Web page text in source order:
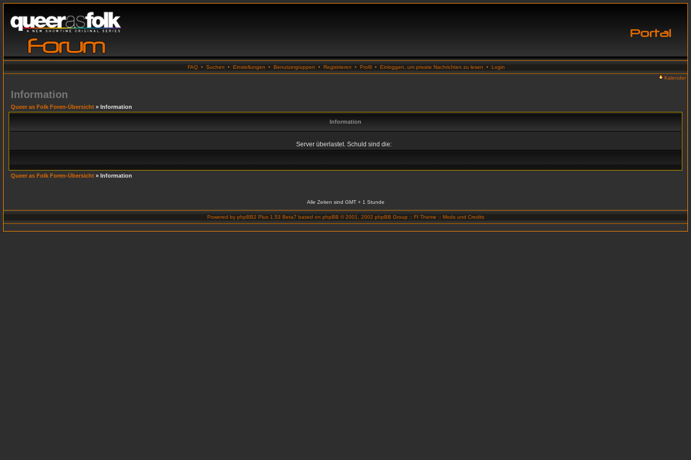
FAQ • Suchen • Einstellungen • Benutzergruppen • Registrieren • Profil • Einloggen, um private Nachrichten zu lesen • Login
Kalender
Information
Queer as Folk Foren-Übersicht » Information
Information
Server überlastet. Schuld sind die:
Queer as Folk Foren-Übersicht » Information
Alle Zeiten sind GMT + 1 Stunde
Powered by phpBB2 Plus 1.53 Beta7 based on phpBB © 2001, 2002 phpBB Group :: FI Theme :: Mods und Credits